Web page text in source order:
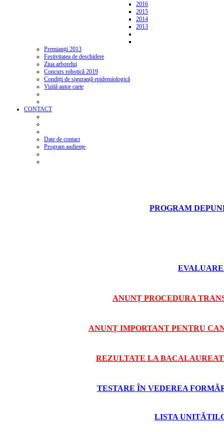
2016
2015
2014
2013
Premianții 2013
Festivitatea de deschidere
Ziua arborelui
Concurs robotică 2019
Condiții de siguranță epidemiologică
Vizită autor carte
CONTACT
Date de contact
Program audiențe
PROGRAM
ANUNȚ PROCEDURA
ANUNȚ IMPORTANT PENTRU
REZULTATE LA
TESTARE ÎN VEDEREA
LISTA